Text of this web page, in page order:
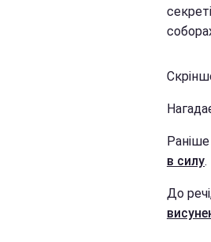
в силу.
До